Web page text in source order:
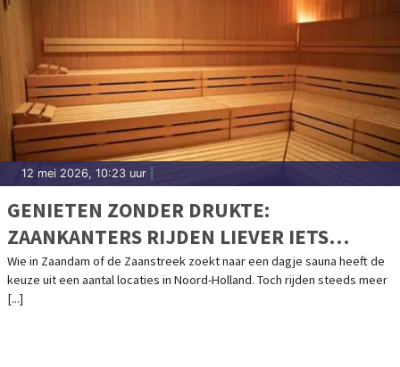
12 mei 2026, 10:23 uur
GENIETEN ZONDER DRUKTE:
ZAANKANTERS RIJDEN LIEVER IETS
VERDER
Wie in Zaandam of de Zaanstreek zoekt naar een dagje sauna heeft de
keuze uit een aantal locaties in Noord-Holland. Toch rijden steeds meer
[...]